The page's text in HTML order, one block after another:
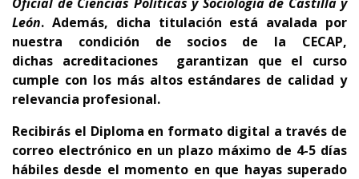
León. Además, dicha titulación está avalada por
nuestra condición de socios de la CECAP,
dichas acreditaciones garantizan que el curso
cumple con los más altos estándares de calidad y
relevancia profesional.
Recibirás el Diploma en formato digital a través de
correo electrónico en un plazo máximo de 4-5 días
hábiles desde el momento en que hayas superado